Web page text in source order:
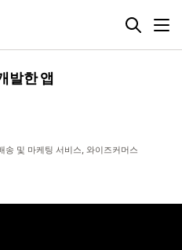
발한 앱
송 및 마케팅 서비스, 와이즈커머스